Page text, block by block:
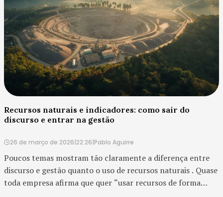
Recursos naturais e indicadores: como sair do
discurso e entrar na gestão
26 de março de 2026|22:26|Pablo Aguirre
Poucos temas mostram tão claramente a diferença entre
discurso e gestão quanto o uso de recursos naturais . Quase
toda empresa afirma que quer “usar recursos de forma